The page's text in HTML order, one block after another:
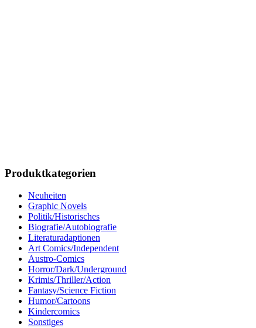
Produktkategorien
Neuheiten
Graphic Novels
Politik/Historisches
Biografie/Autobiografie
Literaturadaptionen
Art Comics/Independent
Austro-Comics
Horror/Dark/Underground
Krimis/Thriller/Action
Fantasy/Science Fiction
Humor/Cartoons
Kindercomics
Sonstiges